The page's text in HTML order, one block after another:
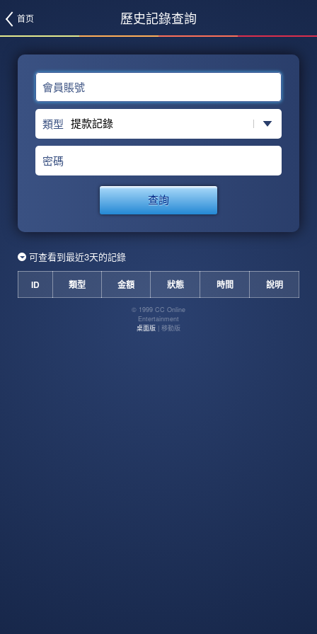
首页 歷史記錄查詢
會員賬號
類型
密碼
查詢
可查看到最近3天的記錄
ID 類型 金額 狀態 時間 說明
© 1999 CC Online
Entertainment
桌面版 | 移動版